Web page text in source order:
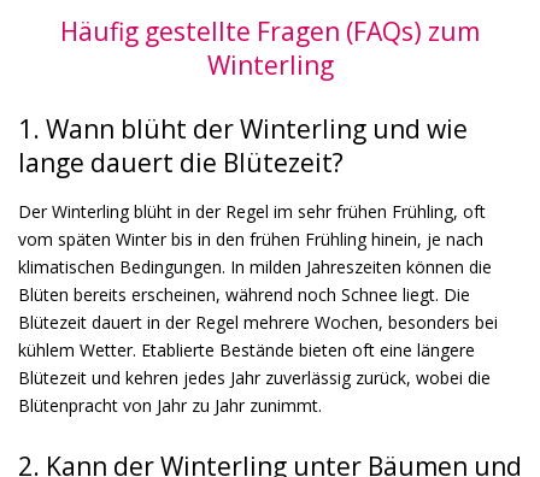
Häufig gestellte Fragen (FAQs) zum
Winterling
1. Wann blüht der Winterling und wie
lange dauert die Blütezeit?
Der Winterling blüht in der Regel im sehr frühen Frühling, oft
vom späten Winter bis in den frühen Frühling hinein, je nach
klimatischen Bedingungen. In milden Jahreszeiten können die
Blüten bereits erscheinen, während noch Schnee liegt. Die
Blütezeit dauert in der Regel mehrere Wochen, besonders bei
kühlem Wetter. Etablierte Bestände bieten oft eine längere
Blütezeit und kehren jedes Jahr zuverlässig zurück, wobei die
Blütenpracht von Jahr zu Jahr zunimmt.
2. Kann der Winterling unter Bäumen und